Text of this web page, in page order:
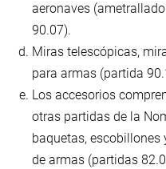
aeronaves
90.07).
Miras telescópicas,
para armas (partida
Los accesorios
otras partidas de la
baquetas,
de armas (partidas